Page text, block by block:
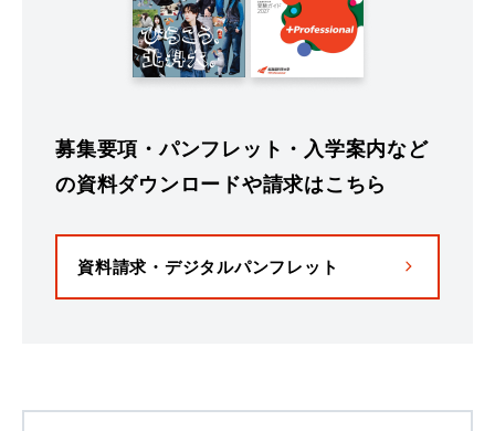
募集要項・パンフレット・入学案内など
の資料ダウンロードや請求はこちら
資料請求・デジタルパンフレット